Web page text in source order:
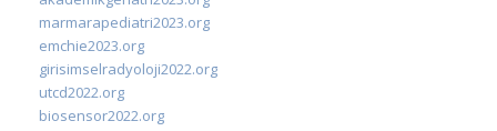
marmarapediatri2023.org
emchie2023.org
girisimselradyoloji2022.org
utcd2022.org
biosensor2022.org